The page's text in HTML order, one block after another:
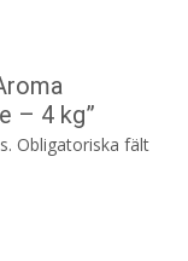
– 4 kg”
Obligatoriska fält